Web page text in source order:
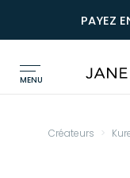
PAYEZ
MENU
Créateurs